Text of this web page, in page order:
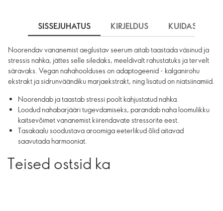
SISSEJUHATUS KIRJELDUS KUIDAS
Noorendav vananemist aeglustav seerum aitab taastada väsinud ja
stressis nahka, jättes selle siledaks, meeldivalt rahustatuks ja tervelt
säravaks. Vegan nahahoolduses on adaptogeenid - kalganirohu
ekstrakt ja sidrunväändiku marjaekstrakt, ning lisatud on niatsiinamiid.
Noorendab ja taastab stressi poolt kahjustatud nahka.
Loodud nahabarjääri tugevdamiseks, parandab naha loomulikku
kaitsevõimet vananemist kiirendavate stressorite eest.
Tasakaalu soodustava aroomiga eeterlikud õlid aitavad
saavutada harmooniat.
Teised ostsid ka